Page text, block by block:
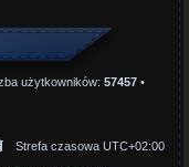
użytkowników: 57457 •
Strefa czasowa UTC+02:00